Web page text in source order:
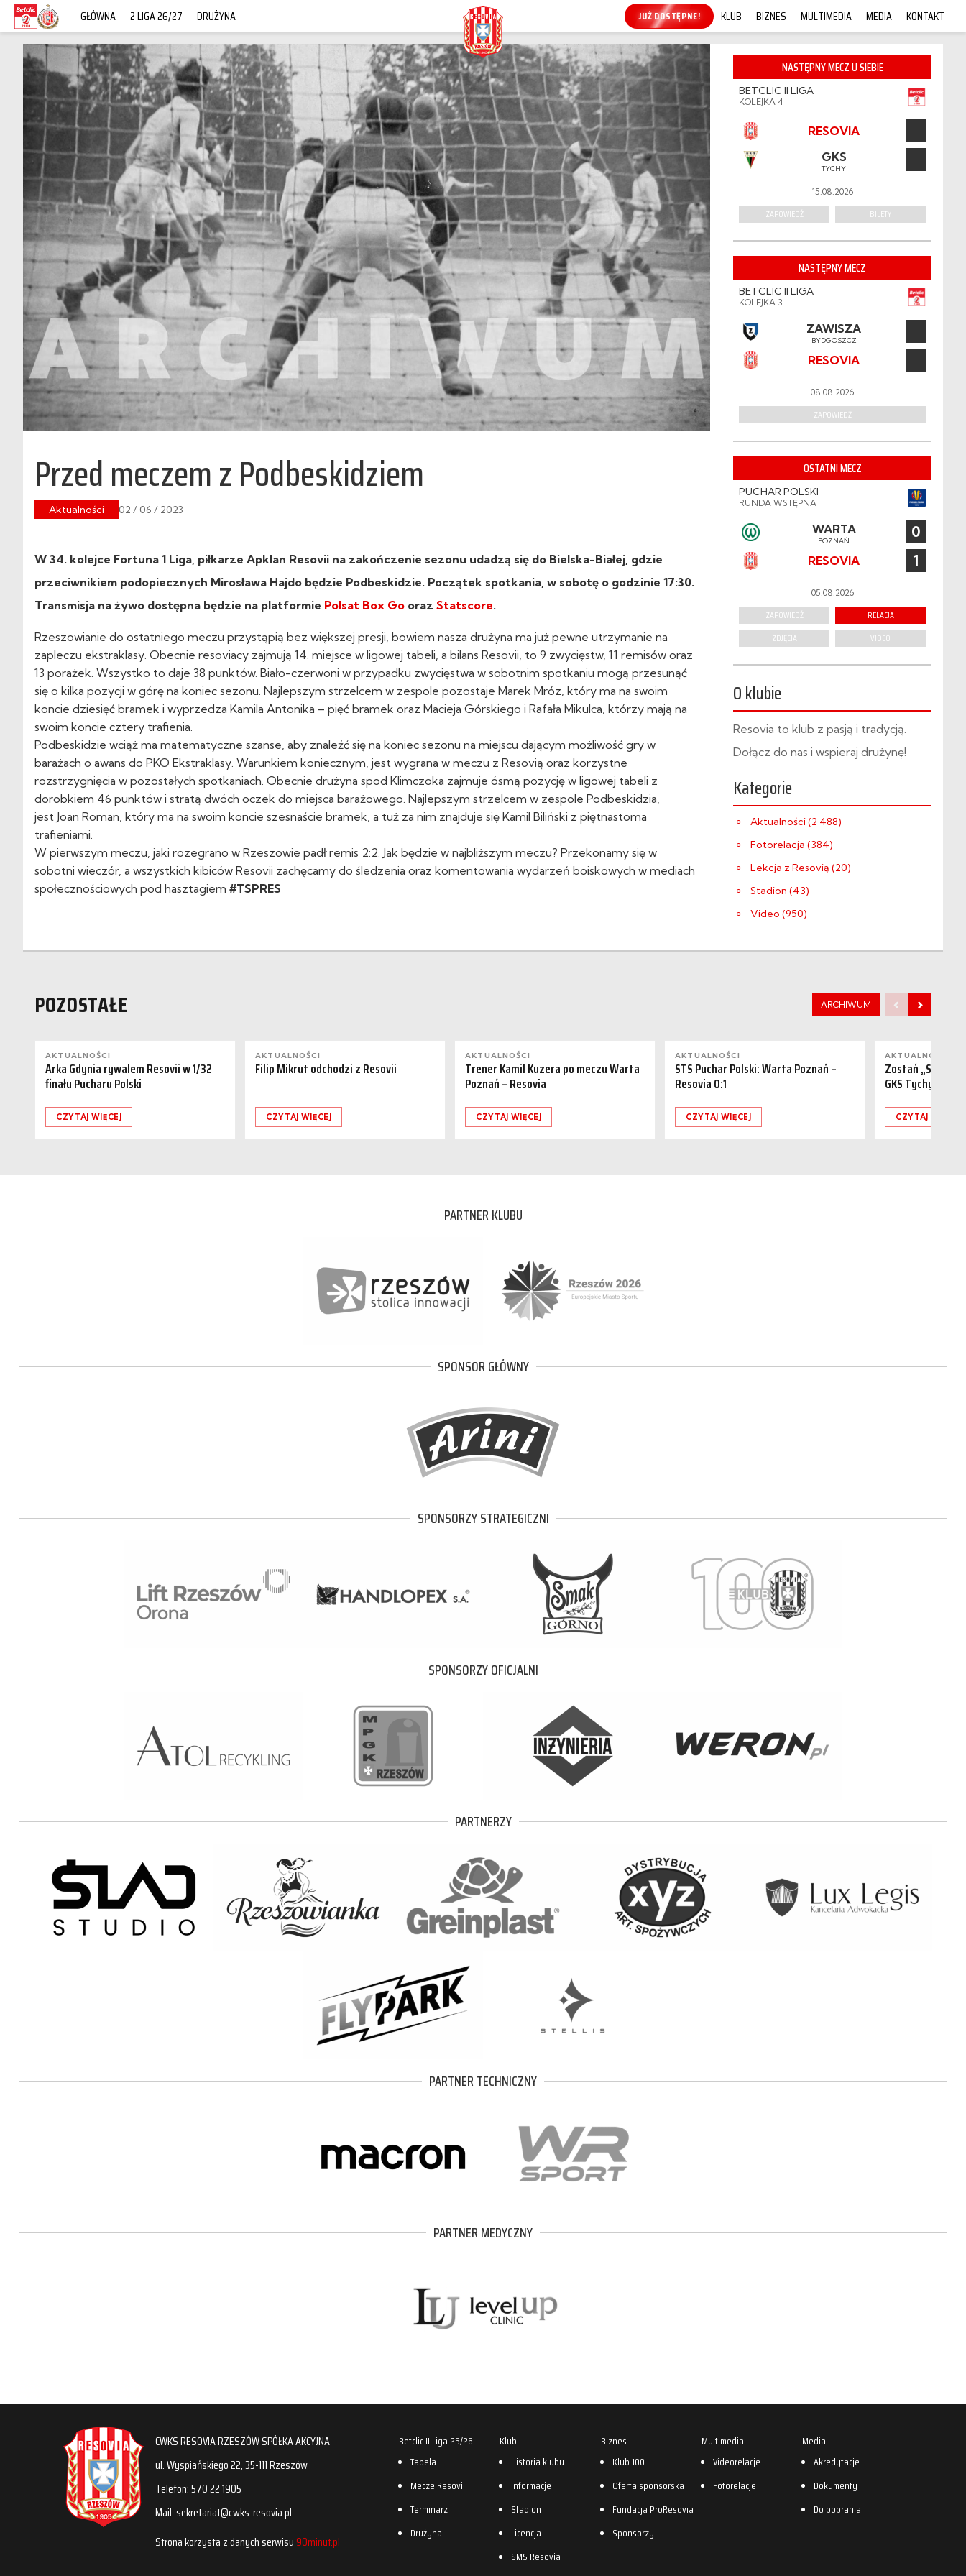
GŁÓWNA 2 LIGA 26/27 DRUŻYNA KUP ONLINE! KLUB BIZNES MULTIMEDIA MEDIA KONTAKT
Przed meczem z Podbeskidziem
Aktualności 02 / 06 / 2023
W 34. kolejce Fortuna 1 Liga, piłkarze Apklan Resovii na zakończenie sezonu udadzą się do Bielska-Białej, gdzie
przeciwnikiem podopiecznych Mirosława Hajdo będzie Podbeskidzie. Początek spotkania, w sobotę o godzinie 17:30.
Transmisja na żywo dostępna będzie na platformie Polsat Box Go oraz Statscore.
Rzeszowianie do ostatniego meczu przystąpią bez większej presji, bowiem nasza drużyna ma już pewne utrzymanie na
zapleczu ekstraklasy. Obecnie resoviacy zajmują 14. miejsce w ligowej tabeli, a bilans Resovii, to 9 zwycięstw, 11 remisów oraz
13 porażek. Wszystko to daje 38 punktów. Biało-czerwoni w przypadku zwycięstwa w sobotnim spotkaniu mogą przesunąć
się o kilka pozycji w górę na koniec sezonu. Najlepszym strzelcem w zespole pozostaje Marek Mróz, który ma na swoim
koncie dziesięć bramek i wyprzedza Kamila Antonika – pięć bramek oraz Macieja Górskiego i Rafała Mikulca, którzy mają na
swoim koncie cztery trafienia.
Podbeskidzie wciąż ma matematyczne szanse, aby znaleźć się na koniec sezonu na miejscu dającym możliwość gry w
barażach o awans do PKO Ekstraklasy. Warunkiem koniecznym, jest wygrana w meczu z Resovią oraz korzystne
rozstrzygnięcia w pozostałych spotkaniach. Obecnie drużyna spod Klimczoka zajmuje ósmą pozycję w ligowej tabeli z
dorobkiem 46 punktów i stratą dwóch oczek do miejsca barażowego. Najlepszym strzelcem w zespole Podbeskidzia,
jest Joan Roman, który ma na swoim koncie szesnaście bramek, a tuż za nim znajduje się Kamil Biliński z piętnastoma
trafieniami.
W pierwszym meczu, jaki rozegrano w Rzeszowie padł remis 2:2. Jak będzie w najbliższym meczu? Przekonamy się w
sobotni wieczór, a wszystkich kibiców Resovii zachęcamy do śledzenia oraz komentowania wydarzeń boiskowych w mediach
społecznościowych pod hasztagiem #TSPRES
NASTĘPNY MECZ U SIEBIE
BETCLIC II LIGA
KOLEJKA 4
RESOVIA
GKS
TYCHY
15.08.2026
ZAPOWIEDŹ BILETY
NASTĘPNY MECZ
BETCLIC II LIGA
KOLEJKA 3
ZAWISZA
BYDGOSZCZ
RESOVIA
08.08.2026
ZAPOWIEDŹ
OSTATNI MECZ
PUCHAR POLSKI
RUNDA WSTĘPNA
WARTA
POZNAŃ 0
RESOVIA 1
05.08.2026
ZAPOWIEDŹ
RELACJA
ZDJĘCIA
VIDEO
O klubie
Resovia to klub z pasją i tradycją.
Dołącz do nas i wspieraj drużynę!
Kategorie
Aktualności (2 488)
Fotorelacja (384)
Lekcja z Resovią (20)
Stadion (43)
Video (950)
POZOSTAŁE ARCHIWUM
AKTUALNOŚCI
Arka Gdynia rywalem Resovii w 1/32
finału Pucharu Polski
CZYTAJ WIĘCEJ
AKTUALNOŚCI
Filip Mikrut odchodzi z Resovii
CZYTAJ WIĘCEJ
AKTUALNOŚCI
Trener Kamil Kuzera po meczu Warta
Poznań – Resovia
CZYTAJ WIĘCEJ
AKTUALNOŚCI
STS Puchar Polski: Warta Poznań –
Resovia 0:1
CZYTAJ WIĘCEJ
AKTUALNOŚCI
Zostań
GKS Tychy
CZYTAJ WIĘCEJ
PARTNER KLUBU
SPONSOR GŁÓWNY
SPONSORZY STRATEGICZNI
SPONSORZY OFICJALNI
PARTNERZY
PARTNER TECHNICZNY
PARTNER MEDYCZNY
CWKS RESOVIA RZESZÓW SPÓŁKA AKCYJNA
ul. Wyspiańskiego 22, 35-111 Rzeszów
Telefon: 570 22 1905
Mail: sekretariat@cwks-resovia.pl
Strona korzysta z danych serwisu90minut.pl
Betclic II Liga 25/26
Tabela
Mecze Resovii
Terminarz
Drużyna
Klub
Historia klubu
Informacje
Stadion
Licencja
SMS Resovia
Biznes
Klub 100
Oferta sponsorska
Fundacja ProResovia
Sponsorzy
Multimedia
Videorelacje
Fotorelacje
Media
Akredytacje
Dokumenty
Do pobrania